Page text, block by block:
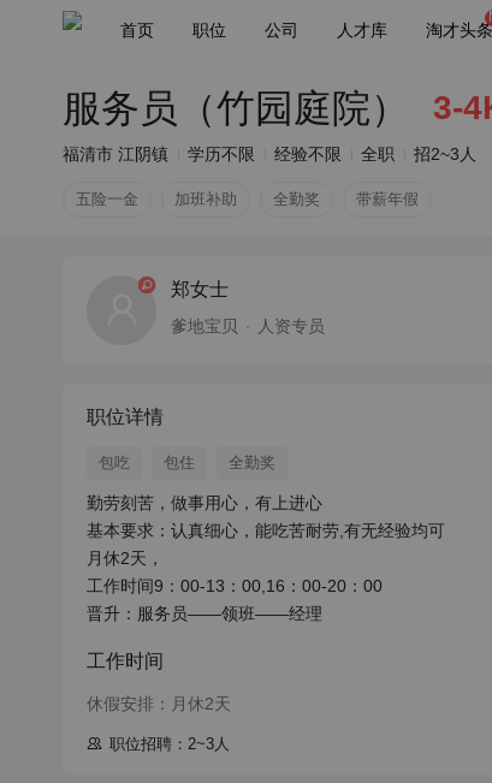
首页 职位 公司 人才库 淘才头条
服务员（竹园庭院） 3-
福清市 江阴镇 学历不限 经验不限 全职 招2~3人
五险一金 加班补助 全勤奖 带薪年假
郑女士
爹地宝贝 人资专员
职位详情
包吃 包住 全勤奖
勤劳刻苦，做事用心，有上进心
基本要求：认真细心，能吃苦耐劳,有无经验均可
月休2天，
工作时间9：00-13：00,16：00-20：00
晋升：服务员——领班——经理
工作时间
休假安排：月休2天
职位招聘：2~3人